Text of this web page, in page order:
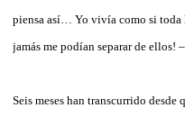
piensa así… Yo vivía como si toda
jamás me podían separar de ellos!
Seis meses han transcurrido desde